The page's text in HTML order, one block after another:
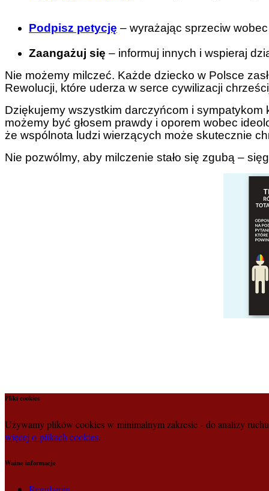
Podpisz petycję – wyrażając sprzeciw
Zaangażuj się – informuj innych i wspieraj
Nie możemy milczeć. Każde dziecko w Polsce
Rewolucji, które uderza w serce cywilizacji
Dziękujemy wszystkim darczyńcom i sympatykom
możemy być głosem prawdy i oporem wobec
że wspólnota ludzi wierzących może skutecznie
Nie pozwólmy, aby milczenie stało się zgubą –
Pliki cookies
Używamy plików cookies w minimalnym zakresie - do analizy
więcej o plikach cookies.
Ważne informacje